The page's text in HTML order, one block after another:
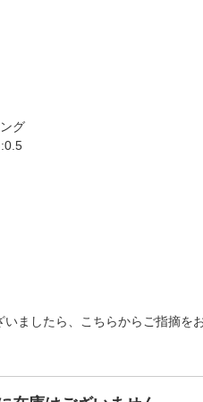
グ
ましたら、こちらからご指摘を